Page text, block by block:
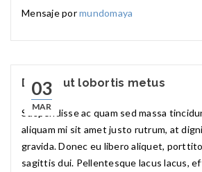
Mensaje pormundomaya
03
MAR
Donec ut lobortis metus
Suspendisse ac quam sed massa
aliquam mi sit amet justo rutrum, at
gravida. Donec eu libero aliquet,
sagittis dui. Pellentesque lacus lacus,